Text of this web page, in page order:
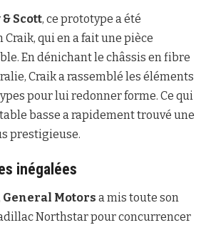
Scott, ce prototype a été
qui en a fait une pièce
En dénichant le châssis en fibre
Craik a rassemblé les éléments
pour lui redonner forme. Ce qui
basse a rapidement trouvé une
prestigieuse.
inégalées
General Motors a mis toute son
Northstar pour concurrencer